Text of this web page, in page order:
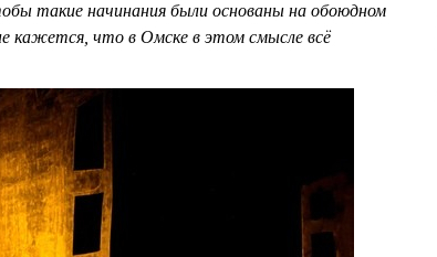
такие начинания были основаны на обоюдном
кажется, что в Омске в этом смысле всё